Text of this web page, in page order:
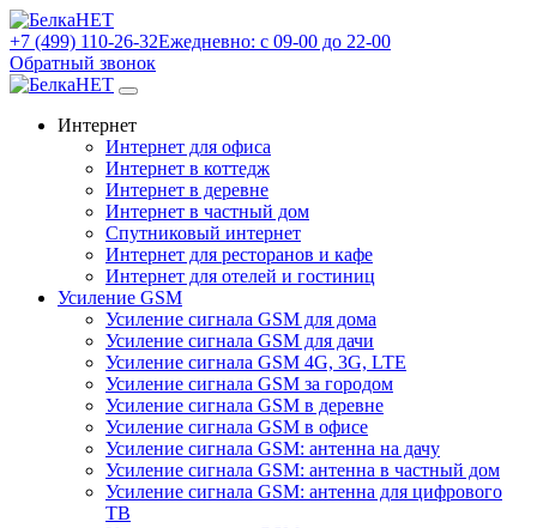
+7 (499) 110-26-32Ежедневно: с 09-00 до 22-00
Обратный звонок
Интернет
Интернет для офиса
Интернет в коттедж
Интернет в деревне
Интернет в частный дом
Спутниковый интернет
Интернет для ресторанов и кафе
Интернет для отелей и гостиниц
Усиление GSM
Усиление сигнала GSM для дома
Усиление сигнала GSM для дачи
Усиление сигнала GSM 4G, 3G, LTE
Усиление сигнала GSM за городом
Усиление сигнала GSM в деревне
Усиление сигнала GSM в офисе
Усиление сигнала GSM: антенна на дачу
Усиление сигнала GSM: антенна в частный дом
Усиление сигнала GSM: антенна для цифрового
ТВ